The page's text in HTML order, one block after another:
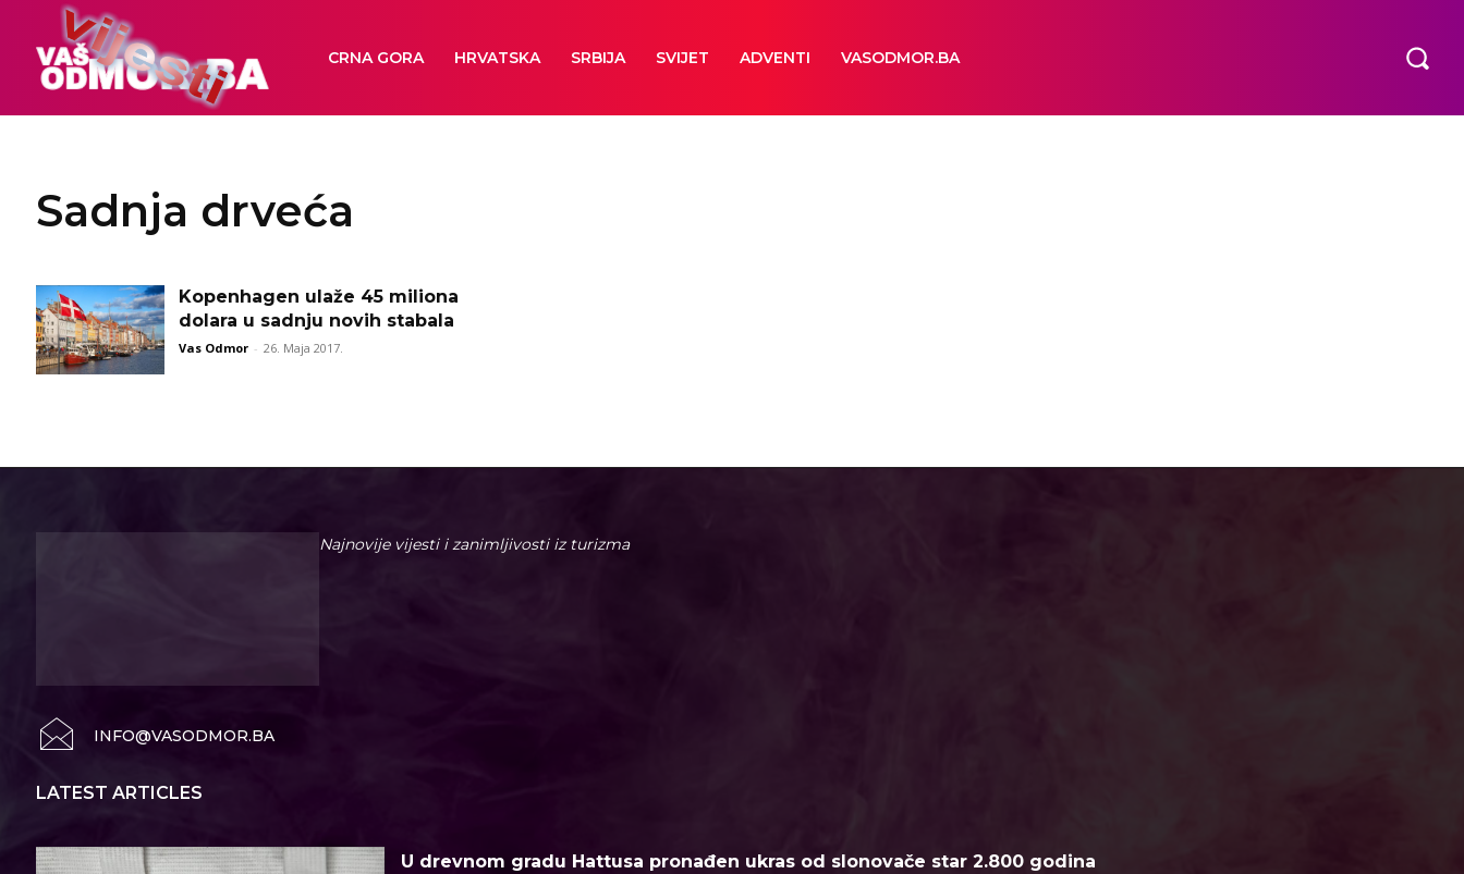
CRNA GORA HRVATSKA SRBIJA SVIJET ADVENTI VASODMOR.BA
Sadnja drveća
Kopenhagen ulaže 45 miliona
dolara u sadnju novih stabala
Vas Odmor - 26. Maja 2017.
Najnovije vijesti i zanimljivosti iz turizma
INFO@VASODMOR.BA
LATEST ARTICLES
U drevnom gradu Hattusa pronađen ukras od slonovače star 2.800 godina